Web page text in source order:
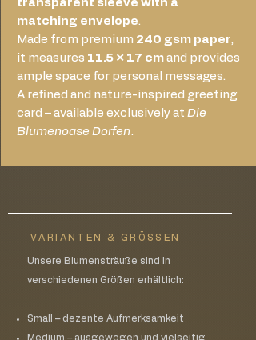
transparent sleeve with a
matching envelope.
Made from premium 240 gsm paper,
it measures 11.5 × 17 cm and provides
ample space for personal messages.
A refined and nature-inspired greeting
card – available exclusively at Die
Blumenoase Dorfen.
VARIANTEN & GRÖSSEN
Unsere Blumensträuße sind in
verschiedenen Größen erhältlich:
Small – dezente Aufmerksamkeit
Medium – ausgewogen und vielseitig